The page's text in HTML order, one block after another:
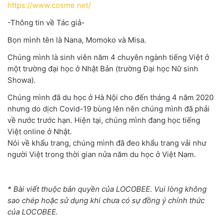
https://www.cosme.net/
-Thông tin về Tác giả-
Bọn mình tên là Nana, Momoko và Misa.
Chúng mình là sinh viên năm 4 chuyên ngành tiếng Việt ở
một trường đại học ở Nhật Bản (trường Đại học Nữ sinh
Showa).
Chúng mình đã du học ở Hà Nội cho đến tháng 4 năm 2020
nhưng do dịch Covid-19 bùng lên nên chúng mình đã phải
về nước trước hạn. Hiện tại, chúng mình đang học tiếng
Việt online ở Nhật.
Nói về khẩu trang, chúng mình đã đeo khẩu trang vải như
người Việt trong thời gian nửa năm du học ở Việt Nam.
* Bài viết thuộc bản quyền của LOCOBEE. Vui lòng không
sao chép hoặc sử dụng khi chưa có sự đồng ý chính thức
của LOCOBEE.